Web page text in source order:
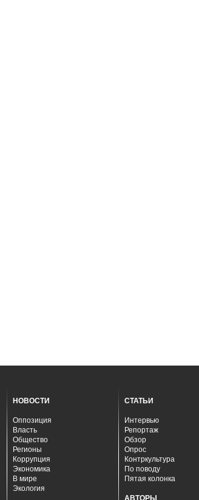
НОВОСТИ
Оппозиция
Власть
Общество
Регионы
Коррупция
Экономика
В мире
Экология
СТАТЬИ
Интервью
Репортаж
Обзор
Опрос
Контркультура
По поводу
Пятая колонка
АВТОРЫ